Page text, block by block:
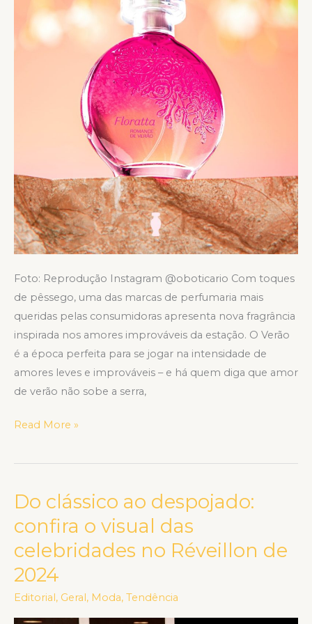
Foto: Reprodução Instagram @oboticario Com toques
de pêssego, uma das marcas de perfumaria mais
queridas pelas consumidoras apresenta nova fragrância
inspirada nos amores improváveis da estação. O Verão
é a época perfeita para se jogar na intensidade de
amores leves e improváveis – e há quem diga que amor
de verão não sobe a serra,
frutal
ideal
Read More »
Do clássico ao despojado:
confira o visual das
celebridades no Réveillon de
2024
Editorial, Geral, Moda, Tendência
Do
ao
despojado:
confira
o